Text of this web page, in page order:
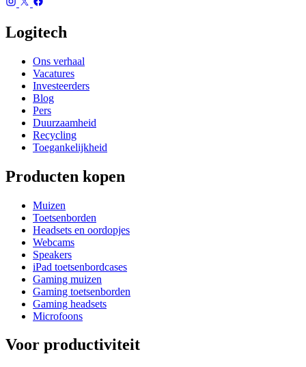
Logitech
Ons verhaal
Vacatures
Investeerders
Blog
Pers
Duurzaamheid
Recycling
Toegankelijkheid
Producten kopen
Muizen
Toetsenborden
Headsets en oordopjes
Webcams
Speakers
iPad toetsenbordcases
Gaming muizen
Gaming toetsenborden
Gaming headsets
Microfoons
Voor productiviteit